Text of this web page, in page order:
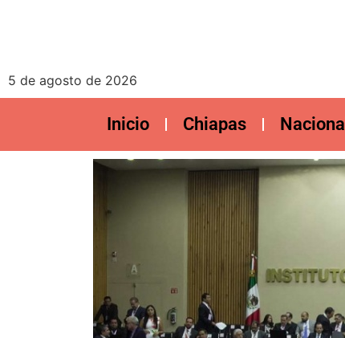
5 de agosto de 2026
Inicio Chiapas Nacional